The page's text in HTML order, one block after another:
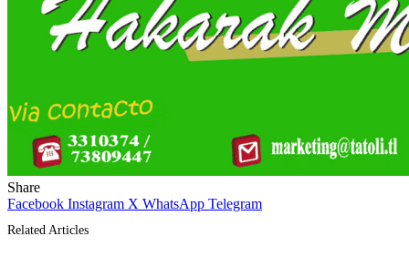
Share
Facebook Instagram X WhatsApp Telegram
Related Articles